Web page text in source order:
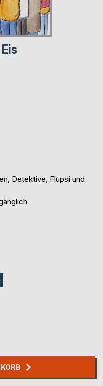
Detektive, Flupsi und